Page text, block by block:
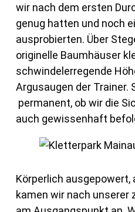
wir nach dem ersten
genug hatten und noch
ausprobierten. Über
originelle Baumhäuser
schwindelerregende
Argusaugen der Trainer.
permanent, ob wir die
auch gewissenhaft
Körperlich ausgepowert,
kamen wir nach unserer